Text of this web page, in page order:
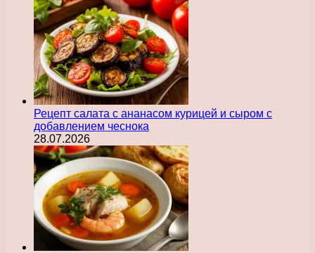
Рецепт салата с ананасом курицей и сыром с
добавлением чеснока
28.07.2026